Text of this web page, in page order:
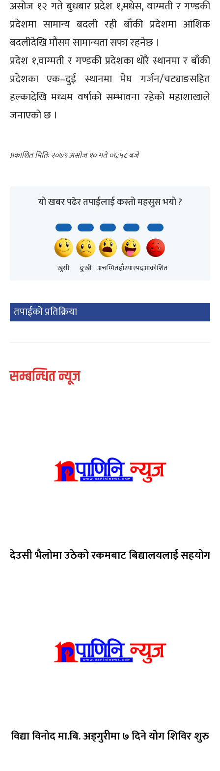
असोज १२ गते बुधबार प्रदेश १,मधेस, वाग्मती र गण्डकी
प्रदेशमा सामान्य बदली रही बाँकी प्रदेशमा आंशिक
बदलीदेखि मौसम सामान्यता सफा रहनेछ ।
प्रदेश १,वाग्मती र गण्डकी प्रदेशका थोरै स्थानमा र बाँकी
प्रदेशका एक–दुई स्थानमा मेघ गर्जन/चट्याङसहित
हल्कादेखि मध्यम वर्षाको सम्भावना रहेको महाशाखाले
जनाएको छ ।
२०७९ असोज १० गते ०६:५८
यो खबर पढेर तपाईलाई कस्तो महसुस भयो ?
खुसी दुःखी अचम्मितहाँस्यास्पदआक्रोशित
तपाईको प्रतिक्रिया
सम्बन्धित न्यूज
देउसी भैलोमा उठेको रकमबाट बिद्यालयलाई सहयोग
विद्या विनोद मा.बि. अड्गुरीमा ७ दिने योग शिविर शुरु